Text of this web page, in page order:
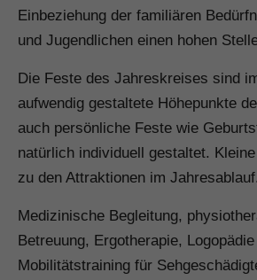
Einbeziehung der familiären
und Jugendlichen einen hohen
Die Feste des Jahreskreises sind
aufwendig gestaltete Höhepunkte
auch persönliche Feste wie
natürlich individuell gestaltet.
zu den Attraktionen im Jahresablauf.
Medizinische Begleitung,
Betreuung, Ergotherapie,
Mobilitätstraining für